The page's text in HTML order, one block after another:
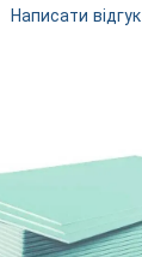
Написати відгук